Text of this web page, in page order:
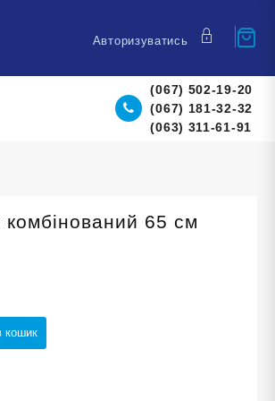
Авторизуватись
(067) 502-19-20
(067) 181-32-32
(063) 311-61-91
комбінований 65 см
кошик